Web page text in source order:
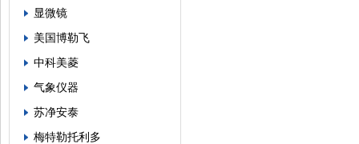
显微镜
美国博勒飞
中科美菱
气象仪器
苏净安泰
梅特勒托利多